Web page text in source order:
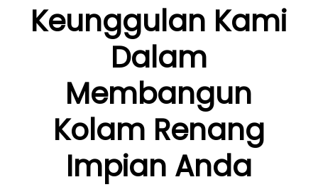
Keunggulan Kami
Dalam
Membangun
Kolam Renang
Impian Anda